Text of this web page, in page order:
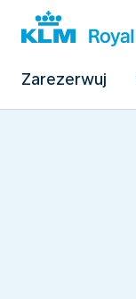
Zarezerwuj